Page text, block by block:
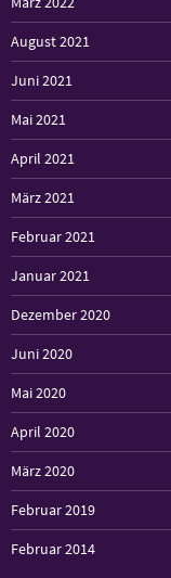
August 2021
Juni 2021
Mai 2021
April 2021
März 2021
Februar 2021
Januar 2021
Dezember 2020
Juni 2020
Mai 2020
April 2020
März 2020
Februar 2019
Februar 2014